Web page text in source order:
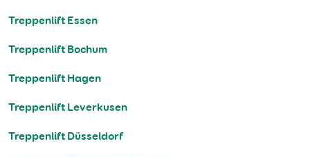
Treppenlift Essen
Treppenlift Bochum
Treppenlift Hagen
Treppenlift Leverkusen
Treppenlift Düsseldorf